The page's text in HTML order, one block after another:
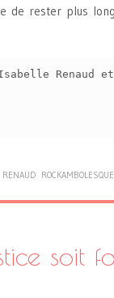
de rester plus
Renaud et
RENAUD ROCKAMBOLESQUE
soit